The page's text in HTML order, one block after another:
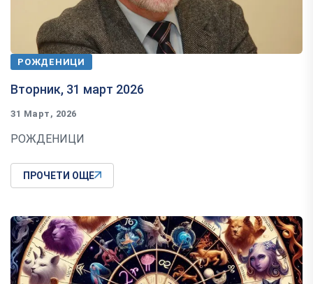
РОЖДЕНИЦИ
Вторник, 31 март 2026
31 Март, 2026
РОЖДЕНИЦИ
ПРОЧЕТИ ОЩЕ